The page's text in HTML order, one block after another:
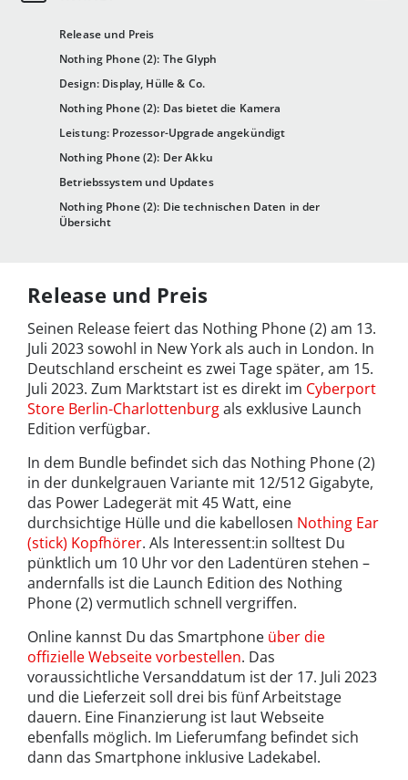
Release und Preis
Nothing Phone (2): The Glyph
Design: Display, Hülle & Co.
Nothing Phone (2): Das bietet die Kamera
Leistung: Prozessor-Upgrade angekündigt
Nothing Phone (2): Der Akku
Betriebssystem und Updates
Nothing Phone (2): Die technischen Daten in der
Übersicht
Release und Preis
Seinen Release feiert das Nothing Phone (2) am 13.
Juli 2023 sowohl in New York als auch in London. In
Deutschland erscheint es zwei Tage später, am 15.
Juli 2023. Zum Marktstart ist es direkt im Cyberport
Store Berlin-Charlottenburgals exklusive Launch
Edition verfügbar.
In dem Bundle befindet sich das Nothing Phone (2)
in der dunkelgrauen Variante mit 12/512 Gigabyte,
das Power Ladegerät mit 45 Watt, eine
durchsichtige Hülle und die kabellosen Nothing Ear
(stick) Kopfhörer. Als Interessent:in solltest Du
pünktlich um 10 Uhr vor den Ladentüren stehen –
andernfalls ist die Launch Edition des Nothing
Phone (2) vermutlich schnell vergriffen.
Online kannst Du das Smartphone über die
offizielle Webseite vorbestellen. Das
voraussichtliche Versanddatum ist der 17. Juli 2023
und die Lieferzeit soll drei bis fünf Arbeitstage
dauern. Eine Finanzierung ist laut Webseite
ebenfalls möglich. Im Lieferumfang befindet sich
dann das Smartphone inklusive Ladekabel.